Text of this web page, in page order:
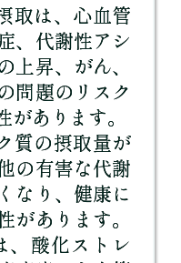
取は、心血管
、代謝性アシ
上昇、がん、
問題のリスク
あります。
質の摂取量が
の有害な代謝
なり、健康に
があります。
、酸化ストレ